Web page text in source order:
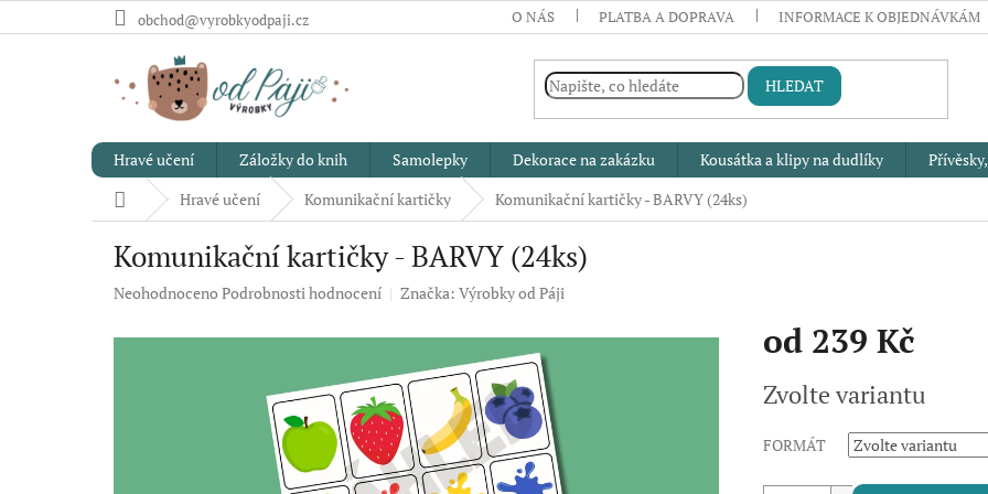
na
obchod@vyrobkyodpaji.cz O NÁS PLATBA A DOPRAVA INFORMACE K OBJEDNÁVKÁM
HLEDAT
Hravé učení Záložky do knih Samolepky Dekorace na zakázku Kousátka a klipy na dudlíky
Domů Hravé učení Komunikační kartičky Komunikační kartičky - BARVY (24ks)
Komunikační kartičky - BARVY (24ks)
Průměrné
produktu
Neohodnoceno Podrobnosti hodnocení Značka: Výrobky od Páji
od 239 Kč
cena:
Zvolte variantu
FORMÁT